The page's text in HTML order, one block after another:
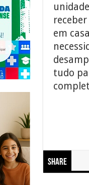
em
tudo
Share